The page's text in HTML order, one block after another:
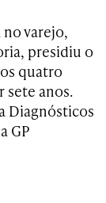
varejo,
presidiu o
quatro
sete anos.
Diagnósticos
GP